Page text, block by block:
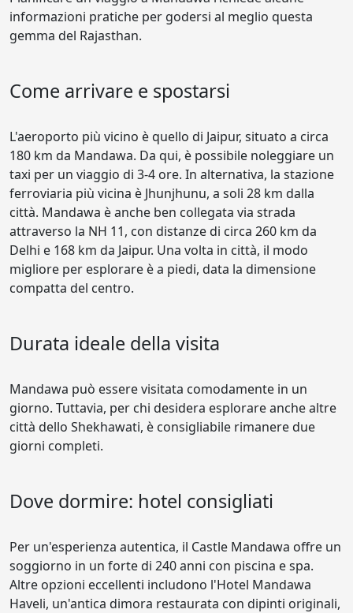
informazioni pratiche per godersi al meglio questa
gemma del Rajasthan.
Come arrivare e spostarsi
L'aeroporto più vicino è quello di Jaipur, situato a circa
180 km da Mandawa. Da qui, è possibile noleggiare un
taxi per un viaggio di 3-4 ore. In alternativa, la stazione
ferroviaria più vicina è Jhunjhunu, a soli 28 km dalla
città. Mandawa è anche ben collegata via strada
attraverso la NH 11, con distanze di circa 260 km da
Delhi e 168 km da Jaipur. Una volta in città, il modo
migliore per esplorare è a piedi, data la dimensione
compatta del centro.
Durata ideale della visita
Mandawa può essere visitata comodamente in un
giorno. Tuttavia, per chi desidera esplorare anche altre
città dello Shekhawati, è consigliabile rimanere due
giorni completi.
Dove dormire: hotel consigliati
Per un'esperienza autentica, il Castle Mandawa offre un
soggiorno in un forte di 240 anni con piscina e spa.
Altre opzioni eccellenti includono l'Hotel Mandawa
Haveli, un'antica dimora restaurata con dipinti originali,